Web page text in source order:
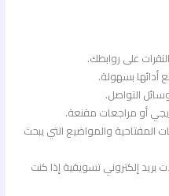
على روابطك.
أدائها بسهولة.
التواصل.
أو مراجعات مقنعة.
المفتاحية والمواضيع التي يبحث
بريد إلكتروني تسويقية إذا كنت